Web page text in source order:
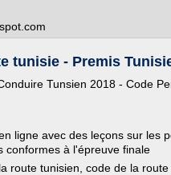
tunisie - Premis
Tunsien 2018 - Code
ligne avec des leçons sur les
conformes à l'épreuve finale
route tunisien, code de la